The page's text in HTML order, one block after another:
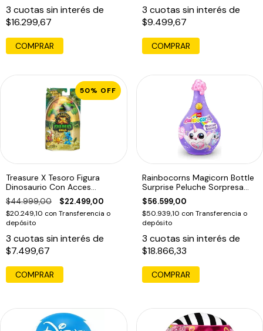
3 cuotas sin interés de
$16.299,67
COMPRAR
3 cuotas sin interés de
$9.499,67
COMPRAR
50% OFF
Treasure X Tesoro Figura
Dinosaurio Con Acces
Sorpresa 646
$44.999,00 $22.499,00
$20.249,10 con Transferencia o
depósito
3 cuotas sin interés de
$7.499,67
Rainbocorns Magicorn Bottle
Surprise Peluche Sorpresa
Zuru
$56.599,00
$50.939,10 con Transferencia o
depósito
3 cuotas sin interés de
$18.866,33
COMPRAR